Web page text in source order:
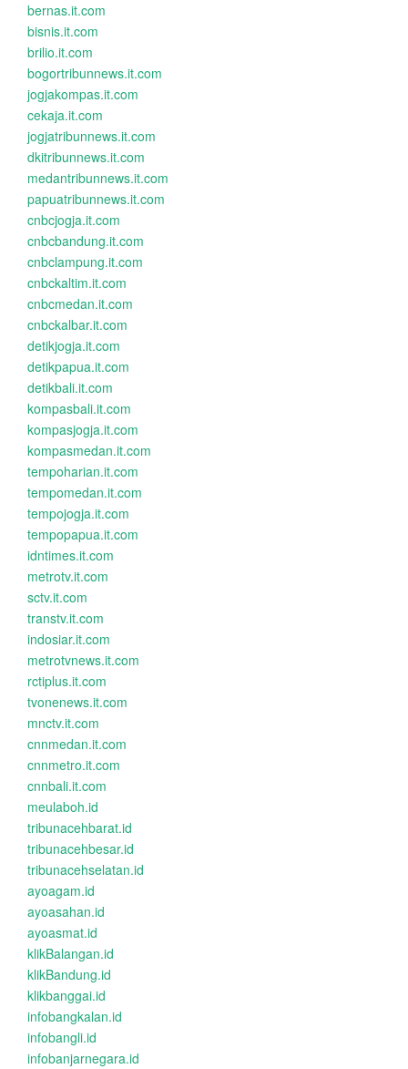
bernas.it.com
bisnis.it.com
brilio.it.com
bogortribunnews.it.com
jogjakompas.it.com
cekaja.it.com
jogjatribunnews.it.com
dkitribunnews.it.com
medantribunnews.it.com
papuatribunnews.it.com
cnbcjogja.it.com
cnbcbandung.it.com
cnbclampung.it.com
cnbckaltim.it.com
cnbcmedan.it.com
cnbckalbar.it.com
detikjogja.it.com
detikpapua.it.com
detikbali.it.com
kompasbali.it.com
kompasjogja.it.com
kompasmedan.it.com
tempoharian.it.com
tempomedan.it.com
tempojogja.it.com
tempopapua.it.com
idntimes.it.com
metrotv.it.com
sctv.it.com
transtv.it.com
indosiar.it.com
metrotvnews.it.com
rctiplus.it.com
tvonenews.it.com
mnctv.it.com
cnnmedan.it.com
cnnmetro.it.com
cnnbali.it.com
meulaboh.id
tribunacehbarat.id
tribunacehbesar.id
tribunacehselatan.id
ayoagam.id
ayoasahan.id
ayoasmat.id
klikBalangan.id
klikBandung.id
klikbanggai.id
infobangkalan.id
infobangli.id
infobanjarnegara.id